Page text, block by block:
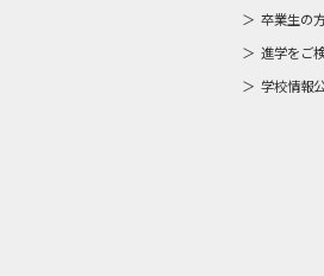
卒業生の
進学をご
学校情報